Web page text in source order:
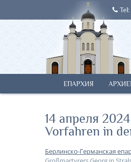
ЕПАРХИЯ
14 апреля
Vorfahren in
Берлинско-Германская